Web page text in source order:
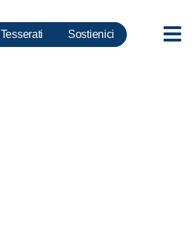
Tesserati Sostienici